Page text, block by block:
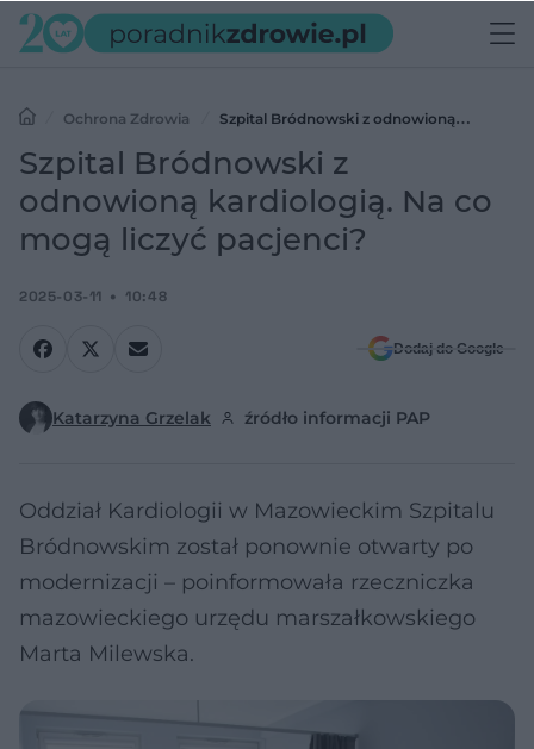
Ochrona Zdrowia
Szpital Bródnowski z odnowioną
kardiologią. Na co mogą liczyć pacjenci?
Szpital Bródnowski z
odnowioną kardiologią. Na co
mogą liczyć pacjenci?
2025-03-11 10:48
Dodaj do Google
Katarzyna Grzelak źródło informacji PAP
Oddział Kardiologii w Mazowieckim Szpitalu
Bródnowskim został ponownie otwarty po
modernizacji – poinformowała rzeczniczka
mazowieckiego urzędu marszałkowskiego
Marta Milewska.